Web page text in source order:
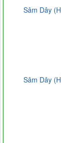
Sâm Dây
Sâm Dây